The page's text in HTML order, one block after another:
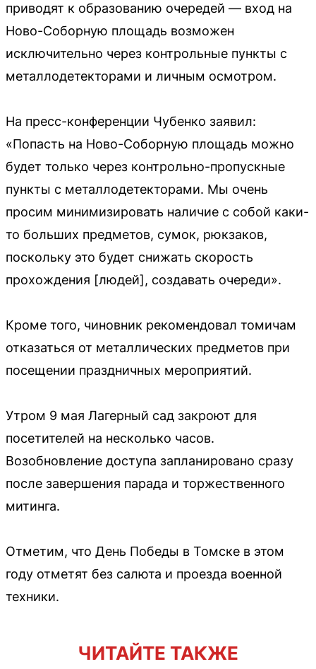
приводят к образованию очередей — вход на
Ново-Соборную площадь возможен
исключительно через контрольные пункты с
металлодетекторами и личным осмотром.
На пресс-конференции Чубенко заявил:
«Попасть на Ново-Соборную площадь можно
будет только через контрольно-пропускные
пункты с металлодетекторами. Мы очень
просим минимизировать наличие с собой каки-
то больших предметов, сумок, рюкзаков,
поскольку это будет снижать скорость
прохождения [людей], создавать очереди».
Кроме того, чиновник рекомендовал томичам
отказаться от металлических предметов при
посещении праздничных мероприятий.
Утром 9 мая Лагерный сад закроют для
посетителей на несколько часов.
Возобновление доступа запланировано сразу
после завершения парада и торжественного
митинга.
Отметим, что День Победы в Томске в этом
году отметят без салюта и проезда военной
техники.
ЧИТАЙТЕ ТАКЖЕ